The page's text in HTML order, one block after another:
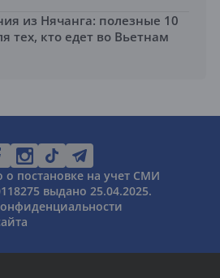
из Нячанга: полезные 10
тех, кто едет во Вьетнам
о постановке на учет СМИ
выдано 25.04.2025.